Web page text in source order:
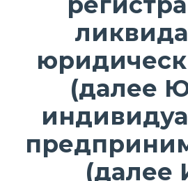
(далее
(далее